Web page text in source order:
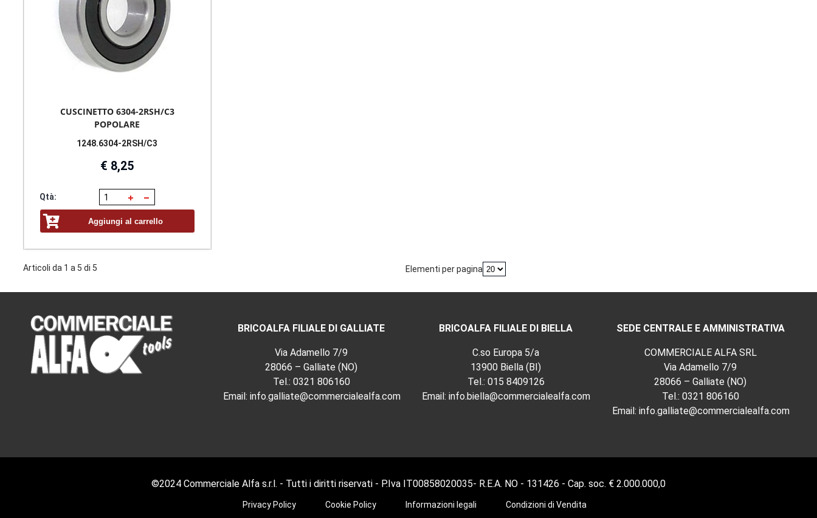
CUSCINETTO 6304-2RSH/C3
POPOLARE
1248.6304-2RSH/C3
€ 8,25
Qtà:
Aggiungi al carrello
Articoli da 1 a 5 di 5 Elementi per pagina
BRICOALFA FILIALE DI GALLIATE
Via Adamello 7/9
28066 – Galliate (NO)
Tel.: 0321 806160
Email: info.galliate@commercialealfa.com
BRICOALFA FILIALE DI BIELLA
C.so Europa 5/a
13900 Biella (BI)
Tel.: 015 8409126
Email: info.biella@commercialealfa.com
SEDE CENTRALE E AMMINISTRATIVA
COMMERCIALE ALFA SRL
Via Adamello 7/9
28066 – Galliate (NO)
Tel.: 0321 806160
Email: info.galliate@commercialealfa.com
©2024 Commerciale Alfa s.r.l. - Tutti i diritti riservati - P.Iva IT00858020035- R.E.A. NO - 131426 - Cap. soc. € 2.000.000,0
Privacy Policy Cookie Policy Informazioni legali Condizioni di Vendita